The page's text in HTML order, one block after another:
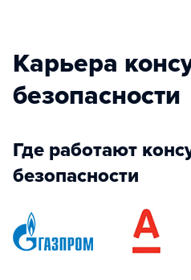
Карьера
безопасности
Где работают
безопасности